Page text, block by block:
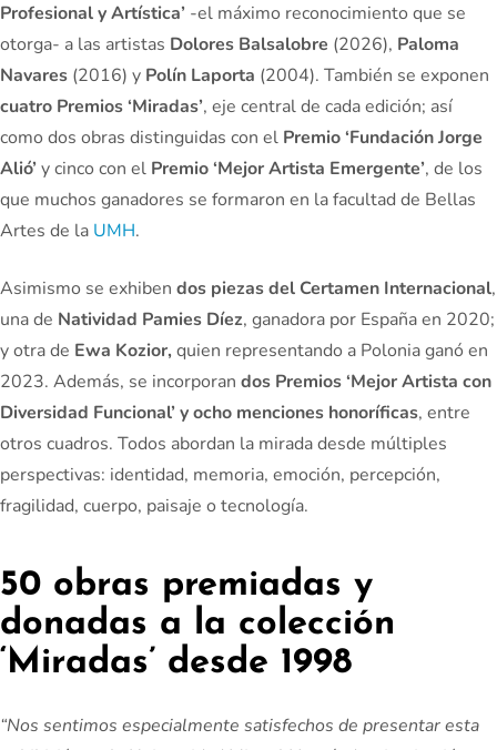
Profesional y Artística’ -el máximo reconocimiento que se
otorga- a las artistas Dolores Balsalobre (2026), Paloma
Navares (2016) y Polín Laporta (2004). También se exponen
cuatro Premios ‘Miradas’, eje central de cada edición; así
como dos obras distinguidas con el Premio ‘Fundación Jorge
Alió’y cinco con el Premio ‘Mejor Artista Emergente’, de los
que muchos ganadores se formaron en la facultad de Bellas
Artes de la UMH.
Asimismo se exhiben dos piezas del Certamen Internacional,
una de Natividad Pamies Díez, ganadora por Españaen 2020;
y otra de Ewa Kozior,quien representando a Polonia ganó en
2023. Además, se incorporan dos Premios ‘Mejor Artista con
Diversidad Funcional’ y ocho menciones honoríficas, entre
otros cuadros. Todos abordan la mirada desde múltiples
perspectivas: identidad, memoria, emoción, percepción,
fragilidad, cuerpo, paisaje o tecnología.
50 obras premiadas y
donadas a la colección
‘Miradas’ desde 1998
“Nos sentimos especialmente satisfechos de presentar esta